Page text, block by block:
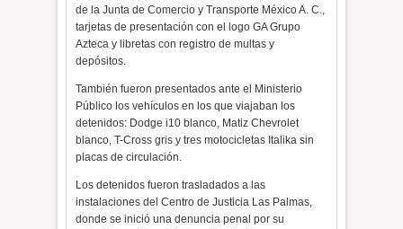
de la Junta de Comercio y Transporte México A. C.,
tarjetas de presentación con el logo GA Grupo
Azteca y libretas con registro de multas y
depósitos.
También fueron presentados ante el Ministerio
Público los vehículos en los que viajaban los
detenidos: Dodge i10 blanco, Matiz Chevrolet
blanco, T-Cross gris y tres motocicletas Italika sin
placas de circulación.
Los detenidos fueron trasladados a las
instalaciones del Centro de Justicia Las Palmas,
donde se inició una denuncia penal por su